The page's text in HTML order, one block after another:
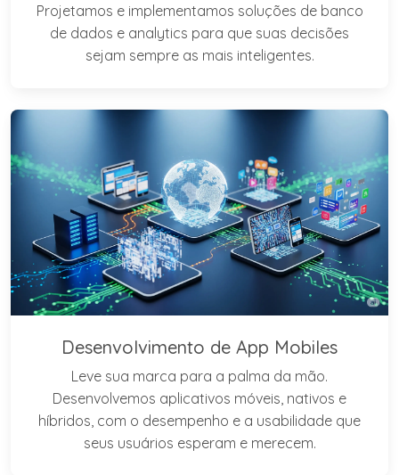
Projetamos e implementamos soluções de banco
de dados e analytics para que suas decisões
sejam sempre as mais inteligentes.
Desenvolvimento de App Mobiles
Leve sua marca para a palma da mão.
Desenvolvemos aplicativos móveis, nativos e
híbridos, com o desempenho e a usabilidade que
seus usuários esperam e merecem.